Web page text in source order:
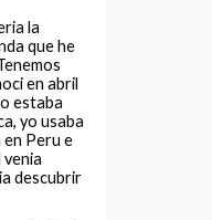
la
que he
en abril
estaba
yo usaba
en Peru e
venia
descubrir